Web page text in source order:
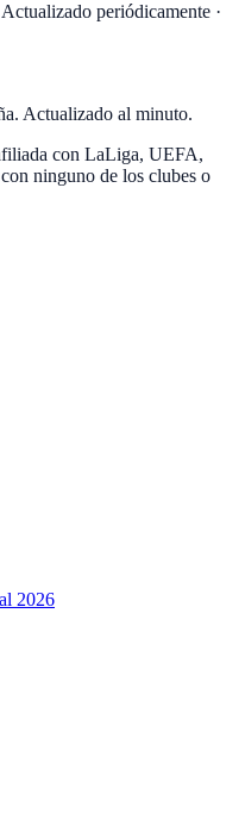
Actualizado periódicamente ·
Actualizado al minuto.
con LaLiga, UEFA,
ninguno de los clubes o
2026